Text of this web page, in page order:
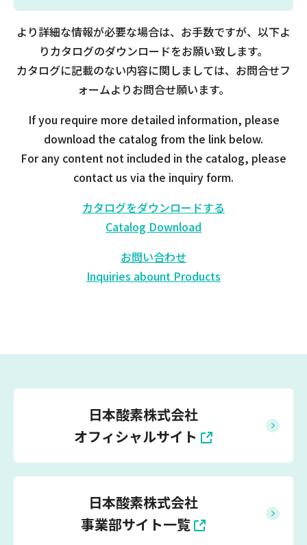
より詳細な情報が必要な場合は、お手数ですが、以下よ
りカタログのダウンロードをお願い致します。
カタログに記載のない内容に関しましては、お問合せフ
ォームよりお問合せ願います。
If you require more detailed information, please
download the catalog from the link below.
For any content not included in the catalog, please
contact us via the inquiry form.
カタログをダウンロードする
Catalog Download
お問い合わせ
Inquiries abount Products
日本酸素株式会社
オフィシャルサイト
日本酸素株式会社
事業部サイト一覧